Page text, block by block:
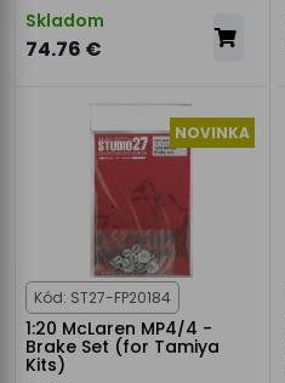
Skladom
74.76 €
NOVINKA
Kód: ST27-FP20184
1:20 McLaren MP4/4 -
Brake Set (for Tamiya
Kits)